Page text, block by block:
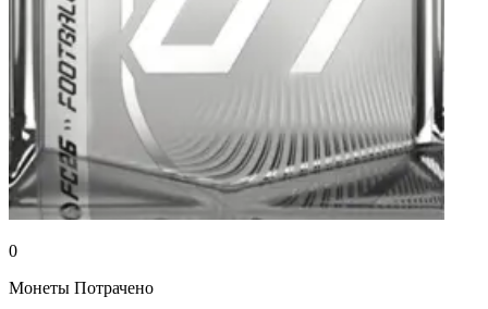
0
Монеты Потрачено